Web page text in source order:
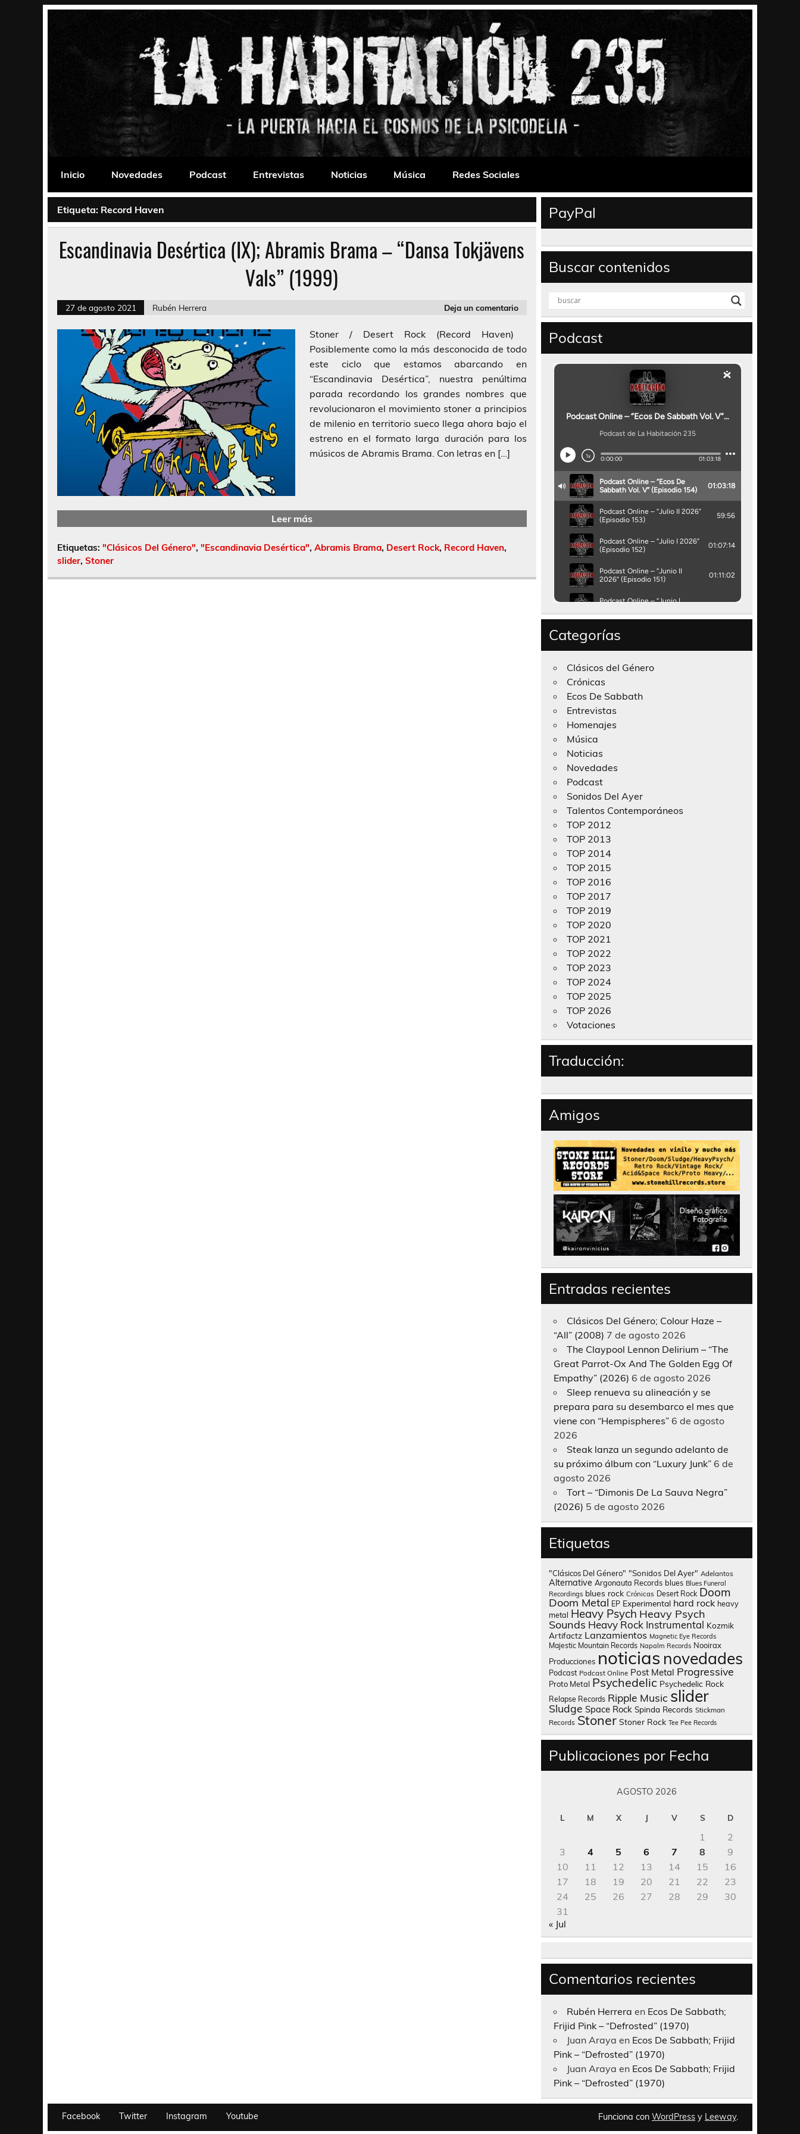
La Habitación 235
Inicio
Novedades Podcast Entrevistas Noticias Música Redes Sociales
Etiqueta: Record Haven
Escandinavia Desértica (IX); Abramis Brama – “Dansa Tokjävens
Vals” (1999)
27 de agosto 2021 Rubén Herrera Deja un comentario
Stoner / Desert Rock (Record Haven)
Posiblemente como la más desconocida de todo
este ciclo que estamos abarcando en
“Escandinavia Desértica”, nuestra penúltima
parada recordando los grandes nombres que
revolucionaron el movimiento stoner a principios
de milenio en territorio sueco llega ahora bajo el
estreno en el formato larga duración para los
músicos de Abramis Brama. Con letras en […]
Leer más
Etiquetas: "Clásicos Del Género", "Escandinavia Desértica", Abramis Brama, Desert Rock, Record Haven,
slider, Stoner
PayPal
Buscar contenidos
Podcast
Categorías
Clásicos del Género
Crónicas
Ecos De Sabbath
Entrevistas
Homenajes
Música
Noticias
Novedades
Podcast
Sonidos Del Ayer
Talentos Contemporáneos
TOP 2012
TOP 2013
TOP 2014
TOP 2015
TOP 2016
TOP 2017
TOP 2019
TOP 2020
TOP 2021
TOP 2022
TOP 2023
TOP 2024
TOP 2025
TOP 2026
Votaciones
Traducción:
Amigos
Entradas recientes
Clásicos Del Género; Colour Haze –
“All” (2008) 7 de agosto 2026
The Claypool Lennon Delirium – “The
Great Parrot-Ox And The Golden Egg Of
Empathy” (2026) 6 de agosto 2026
Sleep renueva su alineación y se
prepara para su desembarco el mes que
viene con “Hempispheres” 6 de agosto
2026
Steak lanza un segundo adelanto de
su próximo álbum con “Luxury Junk” 6 de
agosto 2026
Tort – “Dimonis De La Sauva Negra”
(2026) 5 de agosto 2026
Etiquetas
"Clásicos Del Género" "Sonidos Del Ayer" Adelantos
Alternative Argonauta Records blues Blues Funeral
Recordings blues rock Crónicas Desert Rock Doom
Doom Metal EP Experimental hard rock heavy
metal Heavy Psych Heavy Psych
Sounds Heavy Rock Instrumental Kozmik
Artifactz Lanzamientos Magnetic Eye Records
Majestic Mountain Records Napalm Records Nooirax
Producciones noticias novedades
Podcast Podcast Online Post Metal Progressive
Proto Metal Psychedelic Psychedelic Rock
Relapse Records Ripple Music slider
Sludge Space Rock Spinda Records Stickman
Records Stoner Stoner Rock Tee Pee Records
Publicaciones por Fecha
AGOSTO 2026
L M X J V S D
1
2
3
4 5 6 7 8
9
10
11 12 13 14 15
16
17
18 19 20 21 22
23
24
25 26 27 28 29
30
31
« Jul
Comentarios recientes
Rubén Herrera en Ecos De Sabbath;
Frijid Pink – “Defrosted” (1970)
Juan Araya en Ecos De Sabbath; Frijid
Pink – “Defrosted” (1970)
Juan Araya en Ecos De Sabbath; Frijid
Pink – “Defrosted” (1970)
Facebook Twitter Instagram Youtube Funciona con WordPress y Leeway.